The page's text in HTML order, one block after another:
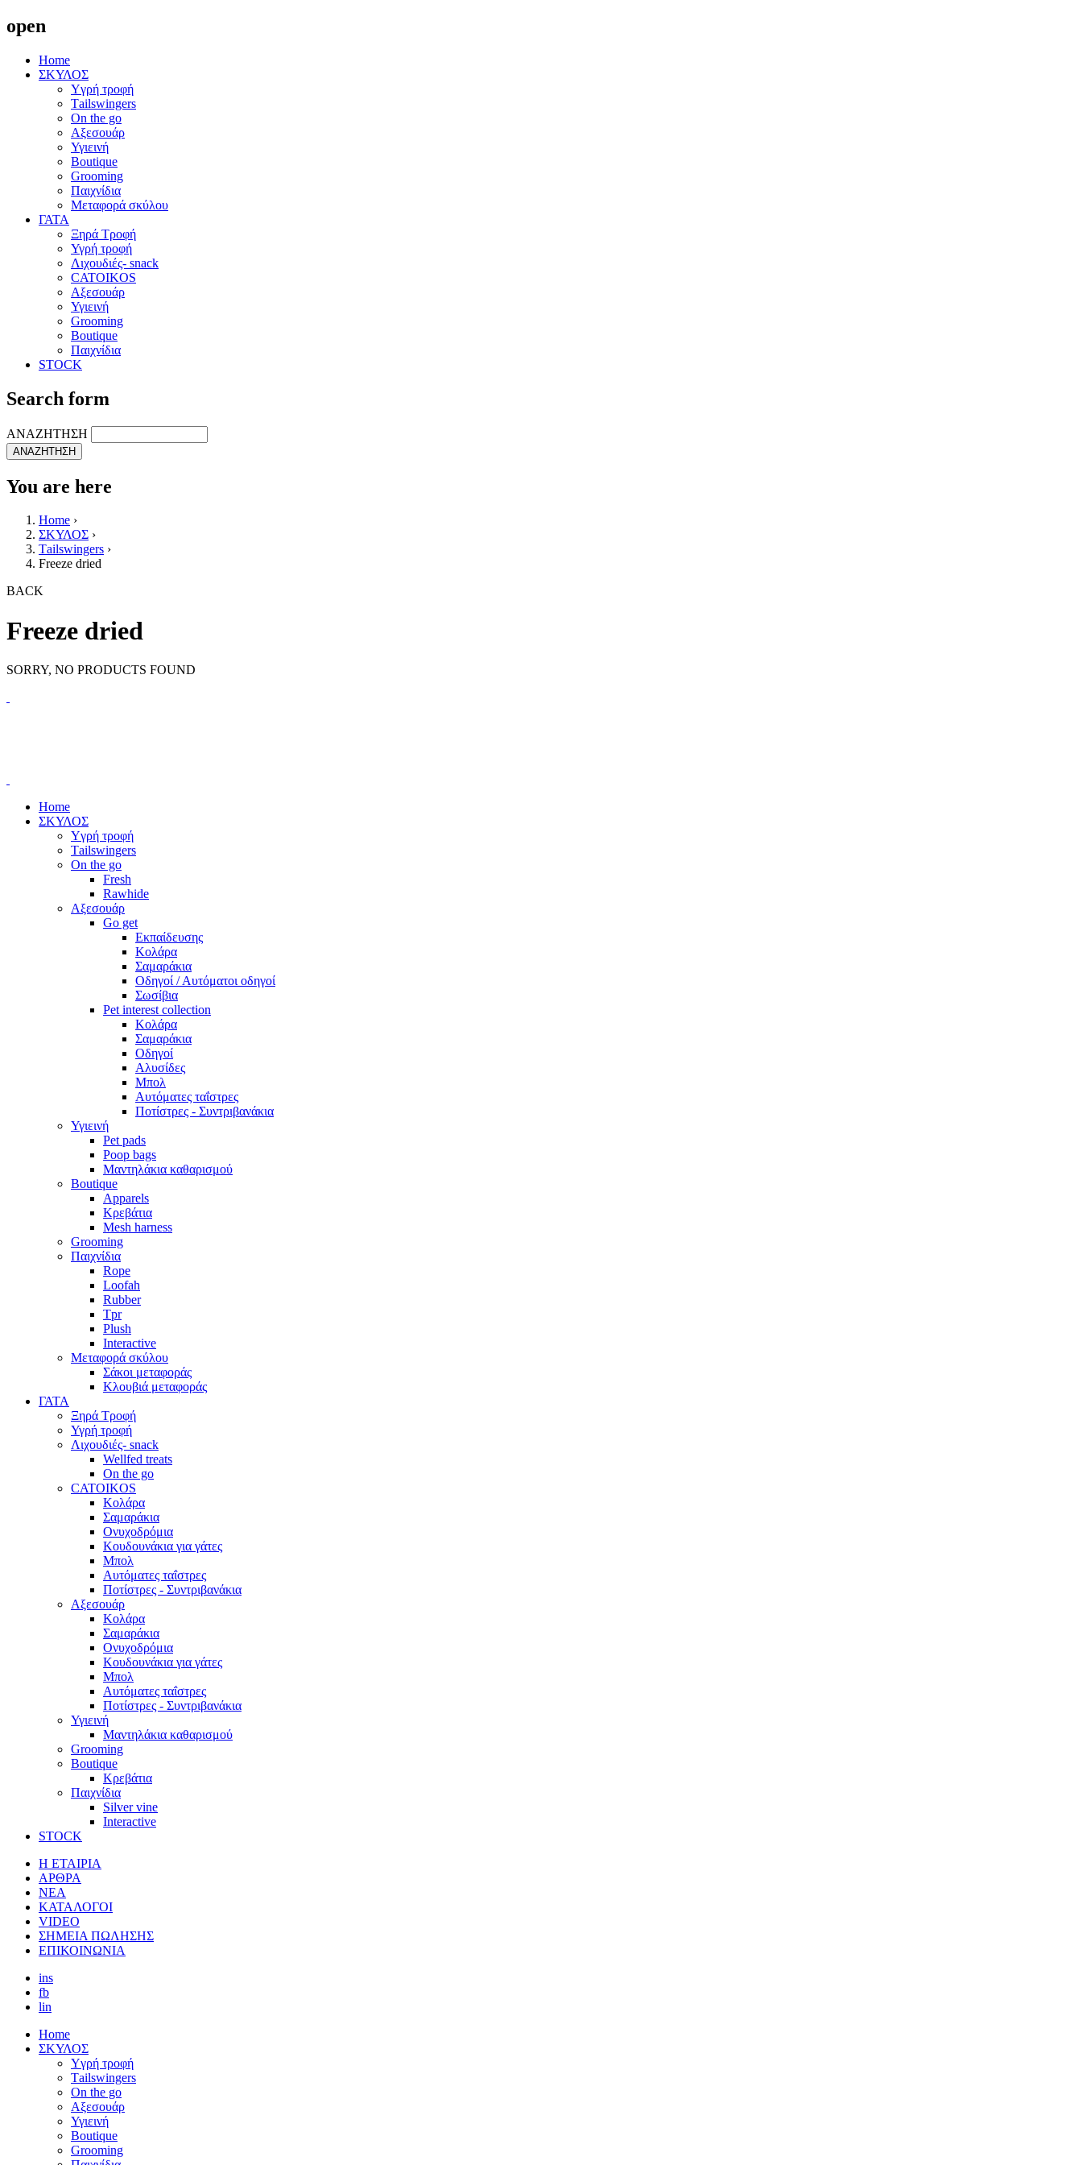
open
Home
ΣΚΥΛΟΣ
Yγρή τροφή
Τailswingers
On the go
Αξεσουάρ
Υγιεινή
Boutique
Grooming
Παιχνίδια
Μεταφορά σκύλου
ΓΑΤΑ
Ξηρά Τροφή
Υγρή τροφή
Λιχουδιές- snack
CATOIKOS
Αξεσουάρ
Υγιεινή
Grooming
Boutique
Παιχνίδια
STOCK
Search form
ΑΝΑΖΗΤΗΣΗ
You are here
Home ›
ΣΚΥΛΟΣ ›
Τailswingers ›
Freeze dried
BACK
Freeze dried
SORRY, NO PRODUCTS FOUND
Home
ΣΚΥΛΟΣ
Yγρή τροφή
Τailswingers
On the go
Fresh
Rawhide
Αξεσουάρ
Go get
Εκπαίδευσης
Kολάρα
Σαμαράκια
Οδηγοί / Αυτόματοι οδηγοί
Σωσίβια
Pet interest collection
Κολάρα
Σαμαράκια
Οδηγοί
Αλυσίδες
Μπολ
Αυτόματες ταΐστρες
Ποτίστρες - Συντριβανάκια
Υγιεινή
Pet pads
Poop bags
Μαντηλάκια καθαρισμού
Boutique
Apparels
Kρεβάτια
Mesh harness
Grooming
Παιχνίδια
Rope
Loofah
Rubber
Tpr
Plush
Interactive
Μεταφορά σκύλου
Σάκοι μεταφοράς
Κλουβιά μεταφοράς
ΓΑΤΑ
Ξηρά Τροφή
Υγρή τροφή
Λιχουδιές- snack
Wellfed treats
On the go
CATOIKOS
Κολάρα
Σαμαράκια
Ονυχοδρόμια
Κουδουνάκια για γάτες
Μπολ
Αυτόματες ταΐστρες
Ποτίστρες - Συντριβανάκια
Αξεσουάρ
Κολάρα
Σαμαράκια
Ονυχοδρόμια
Κουδουνάκια για γάτες
Μπολ
Αυτόματες ταΐστρες
Ποτίστρες - Συντριβανάκια
Υγιεινή
Μαντηλάκια καθαρισμού
Grooming
Boutique
Κρεβάτια
Παιχνίδια
Silver vine
Interactive
STOCK
Η ΕΤΑΙΡΙΑ
ΑΡΘΡΑ
ΝΕΑ
ΚΑΤΑΛΟΓΟΙ
VIDEO
ΣΗΜΕΙΑ ΠΩΛΗΣΗΣ
ΕΠΙΚΟΙΝΩΝΙΑ
ins
fb
lin
Home
ΣΚΥΛΟΣ
Yγρή τροφή
Τailswingers
On the go
Αξεσουάρ
Υγιεινή
Boutique
Grooming